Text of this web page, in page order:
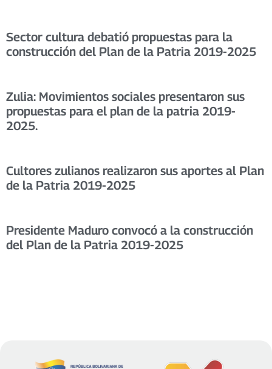
Sector cultura debatió propuestas para la
construcción del Plan de la Patria 2019-2025
Zulia: Movimientos sociales presentaron sus
propuestas para el plan de la patria 2019-
2025.
Cultores zulianos realizaron sus aportes al Plan
de la Patria 2019-2025
Presidente Maduro convocó a la construcción
del Plan de la Patria 2019-2025